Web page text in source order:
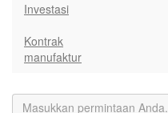
Investasi
Kontrak
manufaktur